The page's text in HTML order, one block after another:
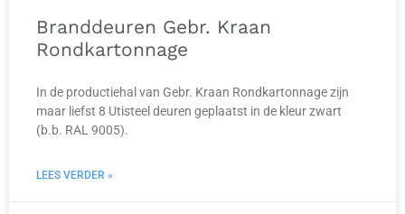
Branddeuren Gebr. Kraan
Rondkartonnage
In de productiehal van Gebr. Kraan Rondkartonnage zijn
maar liefst 8 Utisteel deuren geplaatst in de kleur zwart
(b.b. RAL 9005).
LEES VERDER »